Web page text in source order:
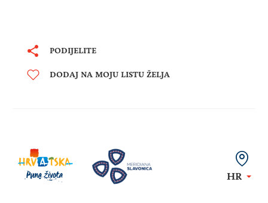
PODIJELITE
DODAJ NA MOJU LISTU ŽELJA
HR